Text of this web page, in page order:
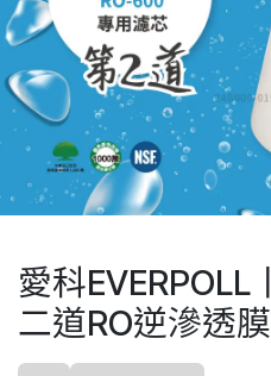
愛科
二道RO逆滲透